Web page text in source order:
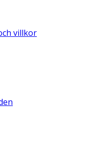
villkor